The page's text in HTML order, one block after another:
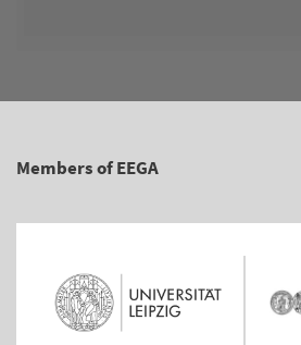
Members of EEGA